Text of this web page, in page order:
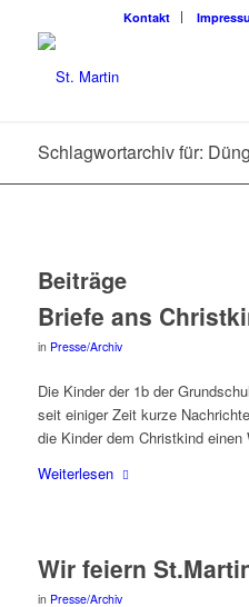
Kon­takt
Schlagwortarchiv für:
Beiträge
Brie­fe ans
in Presse/Archiv
Die Kin­der der 1b der
seit eini­ger Zeit kur­ze
die Kin­der dem Christ­kind
Wei­ter­le­sen
Wir fei­ern
in Presse/Archiv